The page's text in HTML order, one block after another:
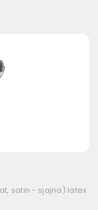
satin - sjajna) latex